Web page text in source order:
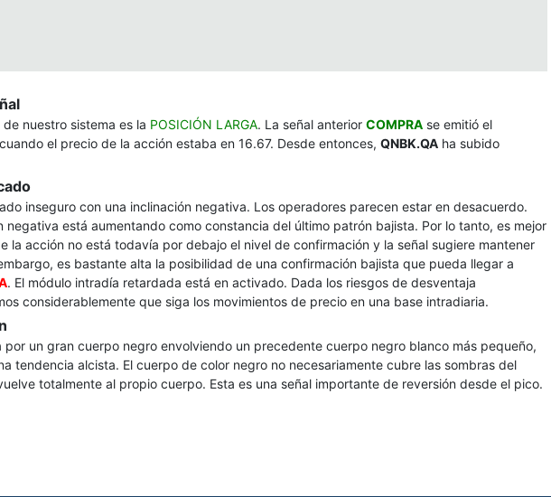
nuestro sistema es la POSICIÓN LARGA. La señal anterior COMPRA se emitió el
el precio de la acción estaba en 16.67. Desde entonces, QNBK.QA ha subido
inseguro con una inclinación negativa. Los operadores parecen estar en desacuerdo.
negativa está aumentando como constancia del último patrón bajista. Por lo tanto, es mejor
la acción no está todavía por debajo el nivel de confirmación y la señal sugiere mantener
es bastante alta la posibilidad de una confirmación bajista que pueda llegar a
. El módulo intradía retardada está en activado. Dada los riesgos de desventaja
considerablemente que siga los movimientos de precio en una base intradiaria.
por un gran cuerpo negro envolviendo un precedente cuerpo negro blanco más pequeño,
tendencia alcista. El cuerpo de color negro no necesariamente cubre las sombras del
totalmente al propio cuerpo. Esta es una señal importante de reversión desde el pico.